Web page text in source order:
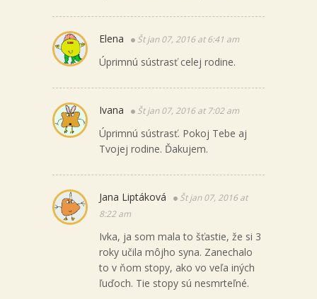
Elena Št jan 07, 2016 at 6:41 am
Úprimnú sústrasť celej rodine.
Ivana Št jan 07, 2016 at 7:02 am
Úprimnú sústrasť. Pokoj Tebe aj
Tvojej rodine. Ďakujem.
Jana Liptáková
Št jan 07, 2016 at
8:22 am
Ivka, ja som mala to šťastie, že si 3
roky učila môjho syna. Zanechalo
to v ňom stopy, ako vo veľa iných
ľuďoch. Tie stopy sú nesmrteľné.